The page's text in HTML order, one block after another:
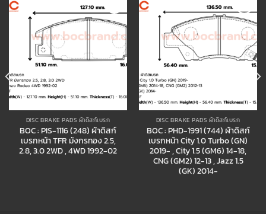
Add to
wishlist
DISC BRAKE PADS ผ้าดิสก์เบรก
BOC : PIS-1116 (248) ผ้าดิสก์
เบรกหน้า TFR มังกรทอง 2.5,
2.8, 3.0 2WD , 4WD 1992-02
Add to
wishlist
DISC BRAKE PADS ผ้าดิสก์เบรก
BOC : PHD-1991 (744) ผ้าดิสก์
เบรกหน้า City 1.0 Turbo (GN)
2019- , City 1.5 (GM6) 14-18,
CNG (GM2) 12-13 , Jazz 1.5
(GK) 2014-